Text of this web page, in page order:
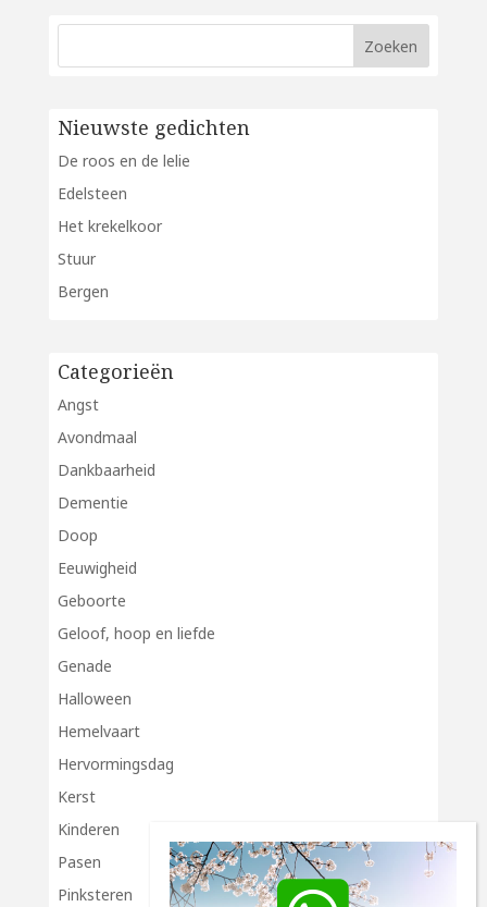
Nieuwste gedichten
De roos en de lelie
Edelsteen
Het krekelkoor
Stuur
Bergen
Categorieën
Angst
Avondmaal
Dankbaarheid
Dementie
Doop
Eeuwigheid
Geboorte
Geloof, hoop en liefde
Genade
Halloween
Hemelvaart
Hervormingsdag
Kerst
Kinderen
Pasen
Pinksteren